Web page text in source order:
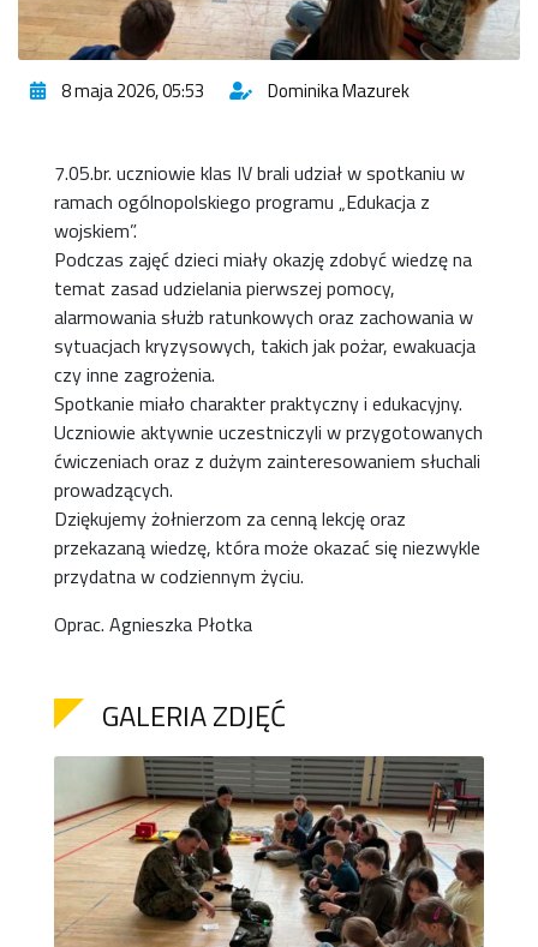
8 maja 2026, 05:53 Dominika Mazurek
7.05.br. uczniowie klas IV brali udział w spotkaniu w
ramach ogólnopolskiego programu „Edukacja z
wojskiem”.
Podczas zajęć dzieci miały okazję zdobyć wiedzę na
temat zasad udzielania pierwszej pomocy,
alarmowania służb ratunkowych oraz zachowania w
sytuacjach kryzysowych, takich jak pożar, ewakuacja
czy inne zagrożenia.
Spotkanie miało charakter praktyczny i edukacyjny.
Uczniowie aktywnie uczestniczyli w przygotowanych
ćwiczeniach oraz z dużym zainteresowaniem słuchali
prowadzących.
Dziękujemy żołnierzom za cenną lekcję oraz
przekazaną wiedzę, która może okazać się niezwykle
przydatna w codziennym życiu.
Oprac. Agnieszka Płotka
GALERIA ZDJĘĆ